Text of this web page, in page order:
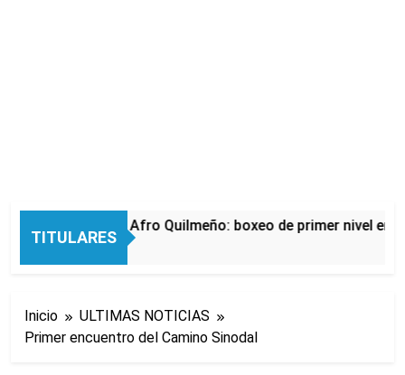
TITULARES
La noche del Afro Quilmeño: boxeo de primer nivel en la
Inicio
ULTIMAS NOTICIAS
Primer encuentro del Camino Sinodal